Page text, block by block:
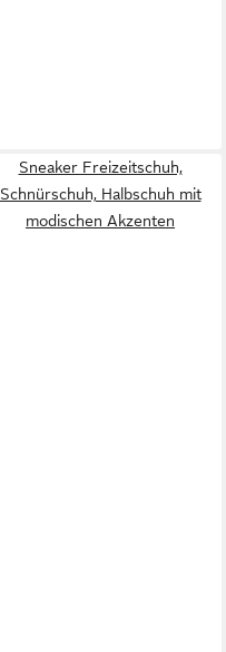
Sneaker Freizeitschuh,
Schnürschuh, Halbschuh mit
modischen Akzenten